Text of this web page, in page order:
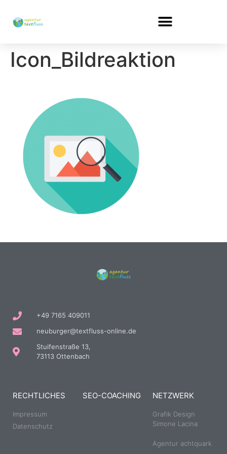
Icon_Bildreaktion
+49 7165 409011
neuburger@textfluss-online.de
Stuifenstraße 13,
73113 Ottenbach
RECHTLICHES
Impressum
Datenschutz
SEO-COACHING NETZWERK
Grafik Design
Simone Lacina
Agentur achtquark